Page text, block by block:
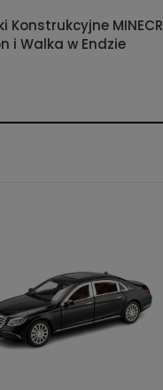
Konstrukcyjne
i Walka w Endzie